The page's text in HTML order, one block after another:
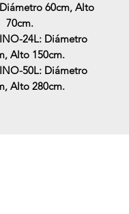
60cm, Alto
70cm.
24L: Diámetro
Alto 150cm.
50L: Diámetro
Alto 280cm.